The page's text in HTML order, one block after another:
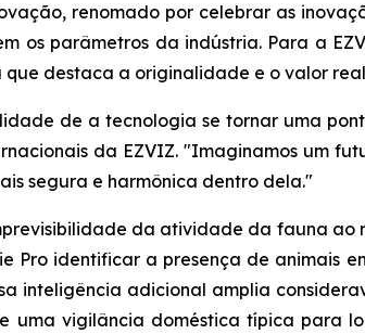
renomado por celebrar as
os parâmetros da indústria. Para a
destaca a originalidade e o valor
de a tecnologia se tornar uma
da EZVIZ. "Imaginamos um
segura e harmônica dentro dela."
da atividade da fauna
Pro identificar a presença de animais
inteligência adicional amplia
uma vigilância doméstica típica para